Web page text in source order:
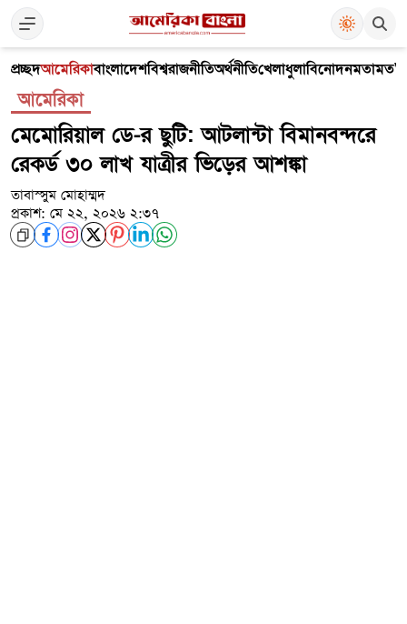
প্রচ্ছদআমেরিকাবাংলাদেশবিশ্বরাজনীতিঅর্থনীতিখেলাধুলাবিনোদনমতামত
আমেরিকা
মেমোরিয়াল ডে-র ছুটি: আটলান্টা বিমানবন্দরে
রেকর্ড ৩০ লাখ যাত্রীর ভিড়ের আশঙ্কা
তাবাস্সুম মোহাম্মদ
প্রকাশ: মে ২২, ২০২৬ ২:৩৭